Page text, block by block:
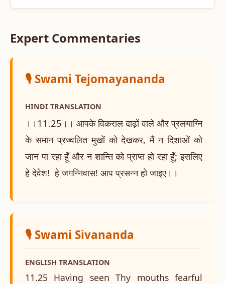
Expert Commentaries
🎙️ Swami Tejomayananda
HINDI TRANSLATION
।।11.25।। आपके विकराल दाढ़ों वाले और प्रलयाग्नि
के समान प्रज्वलित मुखों को देखकर, मैं न दिशाओं को
जान पा रहा हूँ और न शान्ति को प्राप्त हो रहा हूँ; इसलिए
हे देवेश! हे जगन्निवास! आप प्रसन्न हो जाइए।।
🎙️ Swami Sivananda
ENGLISH TRANSLATION
11.25 Having seen Thy mouths fearful